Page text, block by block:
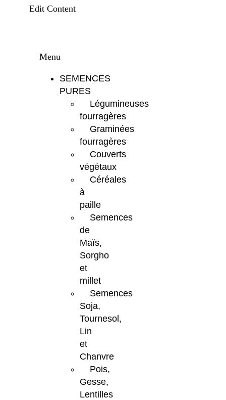
Edit Content
Menu
SEMENCES
PURES
Légumineuses
fourragères
Graminées
fourragères
Couverts
végétaux
Céréales
à
paille
Semences
de
Maïs,
Sorgho
et
millet
Semences
Soja,
Tournesol,
Lin
et
Chanvre
Pois,
Gesse,
Lentilles